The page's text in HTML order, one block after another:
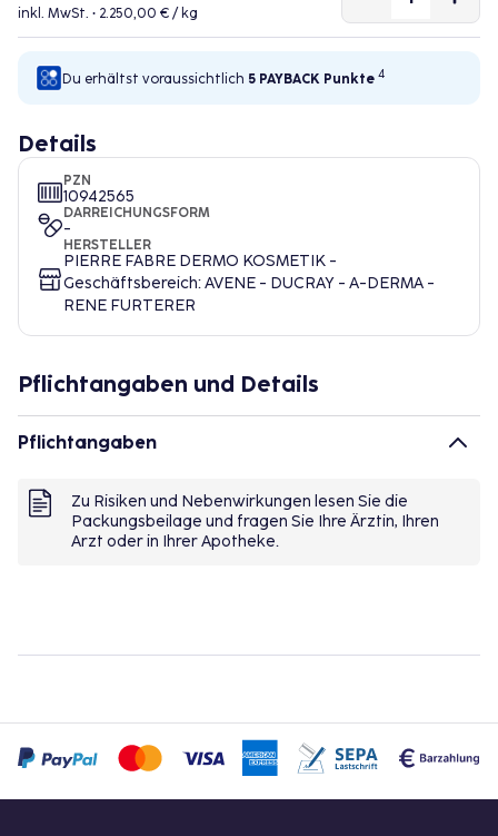
inkl. MwSt. • 2.250,00 € / kg
Du erhältst voraussichtlich 5 PAYBACK Punkte 4
Details
PZN
10942565
DARREICHUNGSFORM
-
HERSTELLER
PIERRE FABRE DERMO KOSMETIK -
Geschäftsbereich: AVENE - DUCRAY - A-DERMA -
RENE FURTERER
Pflichtangaben und Details
Pflichtangaben
Zu Risiken und Nebenwirkungen lesen Sie die
Packungsbeilage und fragen Sie Ihre Ärztin, Ihren
Arzt oder in Ihrer Apotheke.